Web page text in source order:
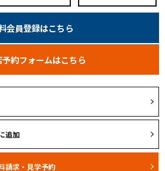
会員登録はこちら
予約フォームはこちら